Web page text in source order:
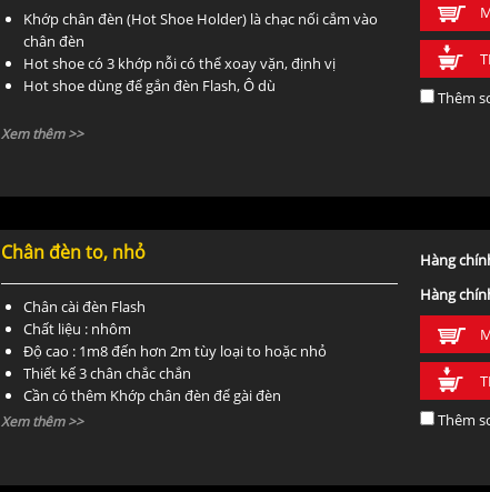
Khớp chân đèn (Hot Shoe Holder) là chạc nối cắm vào
chân đèn
Hot shoe có 3 khớp nỗi có thể xoay vặn, định vị
Hot shoe dùng để gắn đèn Flash, Ô dù
Xem thêm >>
Thêm
Chân đèn to, nhỏ
Chân cài đèn Flash
Chất liệu : nhôm
Độ cao : 1m8 đến hơn 2m tùy loại to hoặc nhỏ
Thiết kế 3 chân chắc chắn
Cần có thêm Khớp chân đèn để gài đèn
Xem thêm >>
Hàng
Hàng
Thêm